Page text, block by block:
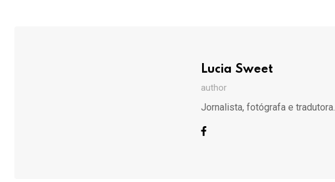
Lucia Sweet
author
Jornalista, fotógrafa e tradutora.